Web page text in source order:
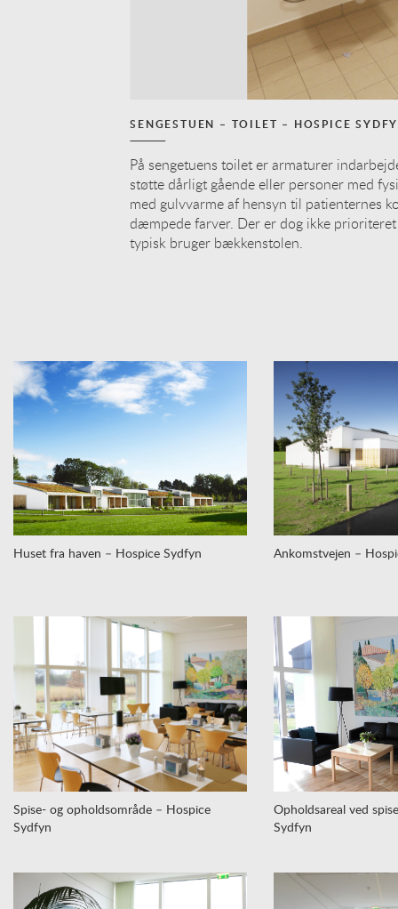
SENGESTUEN – TOILET – HOSPICE
På sengetuens toilet er armaturer
støtte dårligt gående eller personer med
med gulvvarme af hensyn til patienternes
dæmpede farver. Der er dog ikke
typisk bruger bækkenstolen.
Huset fra haven – Hospice Sydfyn Ankomstvejen –
Spise- og opholdsområde – Hospice
Sydfyn
Opholdsareal ved
Sydfyn